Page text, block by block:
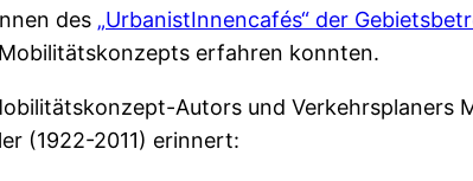
des „UrbanistInnencafés“ der
erfahren konnten.
Autors und Verkehrsplaners
(1922-2011) erinnert: